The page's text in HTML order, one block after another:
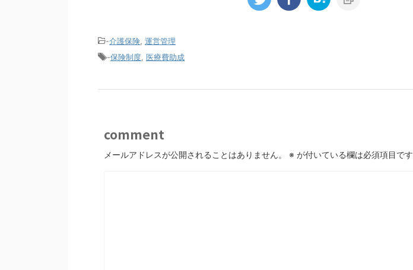
-介護保険, 運営管理
-保険制度, 医療費助成
comment
メールアドレスが公開されることはありません。 ※ が付いている欄は必須項目です